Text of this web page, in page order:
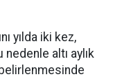
yılda iki kez,
altı aylık